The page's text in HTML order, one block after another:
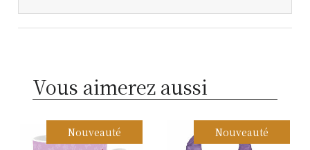
Vous aimerez aussi
Nouveauté Nouveauté